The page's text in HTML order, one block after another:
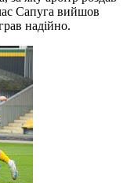
Сапуга вийшов
надійно.